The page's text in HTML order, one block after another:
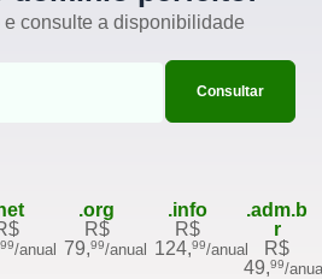
e consulte a disponibilidade
99/anual
.org
R$
79,99/anual
.info
R$
124,99/anual
.adm.b
r
R$
49,99/